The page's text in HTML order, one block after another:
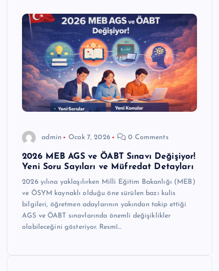
admin Ocak 7, 2026 0 Comments
2026 MEB AGS ve ÖABT Sınavı Değişiyor!
Yeni Soru Sayıları ve Müfredat Detayları
2026 yılına yaklaşılırken Milli Eğitim Bakanlığı (MEB)
ve ÖSYM kaynaklı olduğu öne sürülen bazı kulis
bilgileri, öğretmen adaylarının yakından takip ettiği
AGS ve ÖABT sınavlarında önemli değişiklikler
olabileceğini gösteriyor. Resmî…